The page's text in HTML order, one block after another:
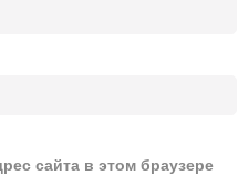
сайта в этом браузере